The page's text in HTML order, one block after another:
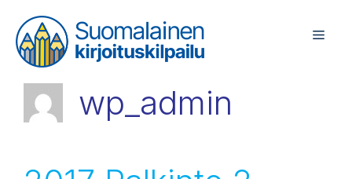
sisältöön
wp_admin